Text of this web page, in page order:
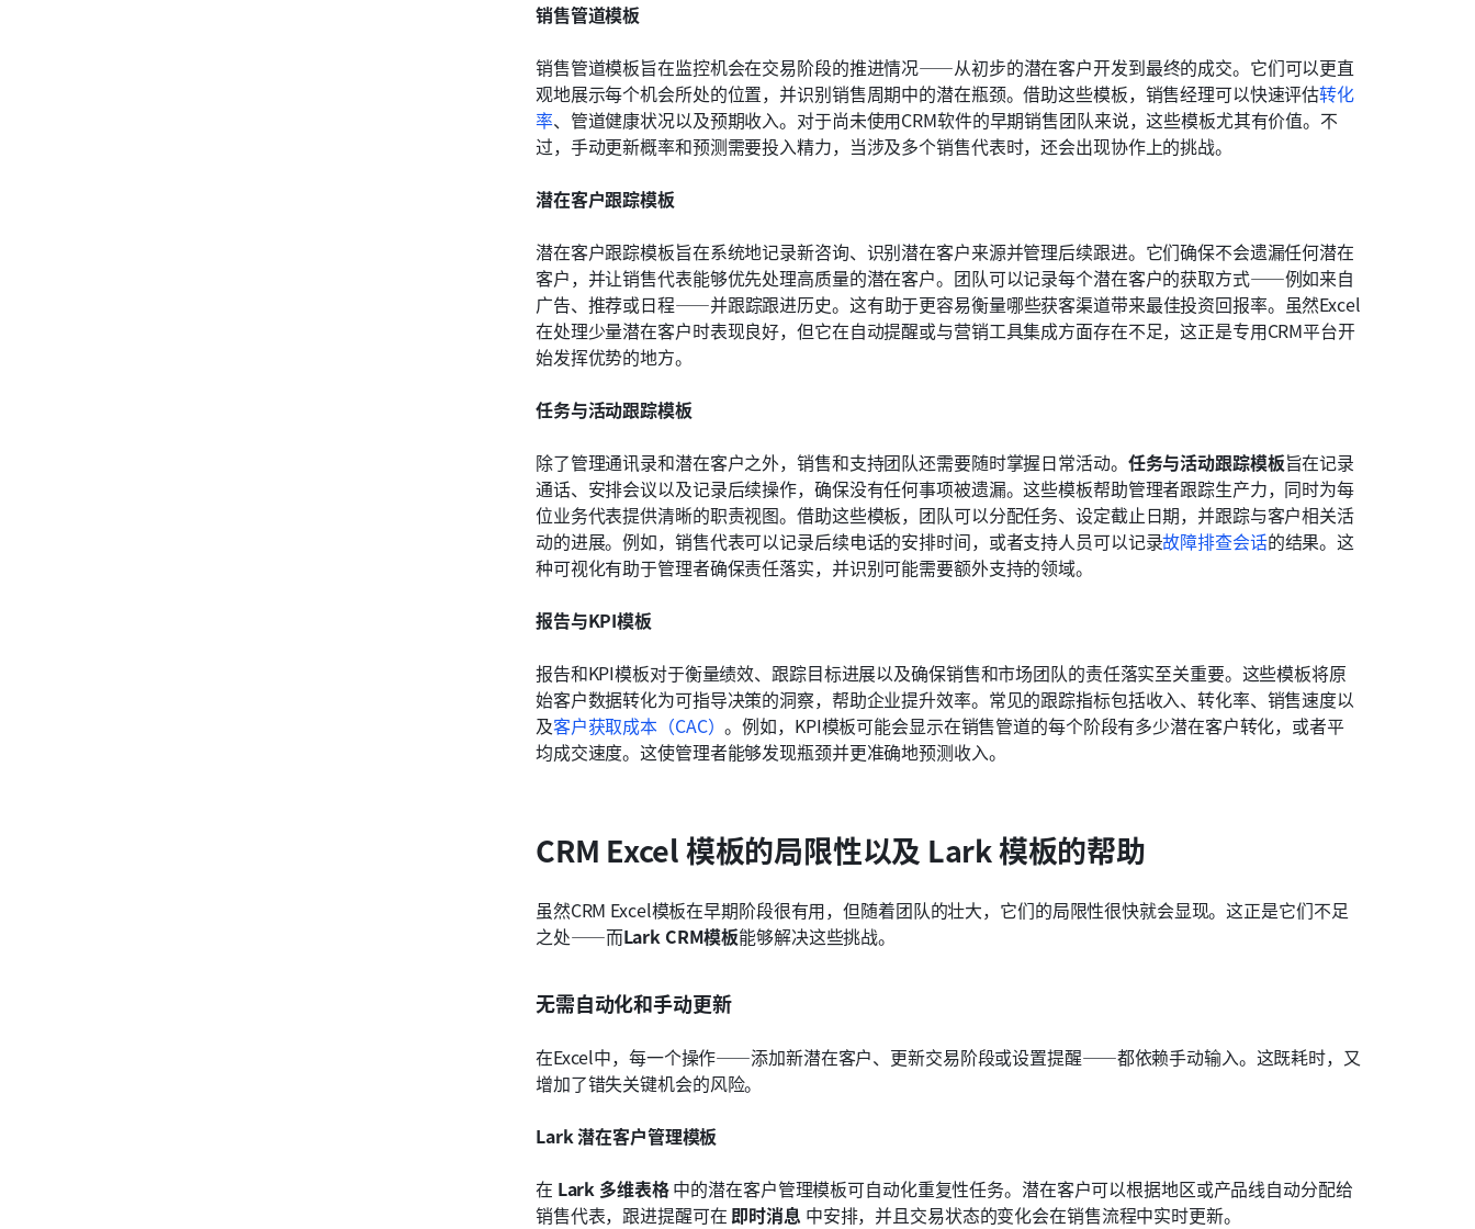
销售管道模板
销售管道模板旨在监控机会在交易阶段的推进情况——从初步的潜在客户开发到最终的成交。它们可以更直
观地展示每个机会所处的位置，并识别销售周期中的潜在瓶颈。借助这些模板，销售经理可以快速评估转化
率、管道健康状况以及预期收入。对于尚未使用CRM软件的早期销售团队来说，这些模板尤其有价值。不
过，手动更新概率和预测需要投入精力，当涉及多个销售代表时，还会出现协作上的挑战。
潜在客户跟踪模板
潜在客户跟踪模板旨在系统地记录新咨询、识别潜在客户来源并管理后续跟进。它们确保不会遗漏任何潜在
客户，并让销售代表能够优先处理高质量的潜在客户。团队可以记录每个潜在客户的获取方式——例如来自
广告、推荐或日程——并跟踪跟进历史。这有助于更容易衡量哪些获客渠道带来最佳投资回报率。虽然Excel
在处理少量潜在客户时表现良好，但它在自动提醒或与营销工具集成方面存在不足，这正是专用CRM平台开
始发挥优势的地方。
任务与活动跟踪模板
除了管理通讯录和潜在客户之外，销售和支持团队还需要随时掌握日常活动。 任务与活动跟踪模板旨在记录
通话、安排会议以及记录后续操作，确保没有任何事项被遗漏。这些模板帮助管理者跟踪生产力，同时为每
位业务代表提供清晰的职责视图。借助这些模板，团队可以分配任务、设定截止日期，并跟踪与客户相关活
动的进展。例如，销售代表可以记录后续电话的安排时间，或者支持人员可以记录故障排查会话的结果。这
种可视化有助于管理者确保责任落实，并识别可能需要额外支持的领域。
报告与KPI模板
报告和KPI模板对于衡量绩效、跟踪目标进展以及确保销售和市场团队的责任落实至关重要。这些模板将原
始客户数据转化为可指导决策的洞察，帮助企业提升效率。常见的跟踪指标包括收入、转化率、销售速度以
及客户获取成本（CAC）。例如，KPI模板可能会显示在销售管道的每个阶段有多少潜在客户转化，或者平
均成交速度。这使管理者能够发现瓶颈并更准确地预测收入。
CRM Excel 模板的局限性以及 Lark 模板的帮助
虽然CRM Excel模板在早期阶段很有用，但随着团队的壮大，它们的局限性很快就会显现。这正是它们不足
之处——而Lark CRM模板能够解决这些挑战。
无需自动化和手动更新
在Excel中，每一个操作——添加新潜在客户、更新交易阶段或设置提醒——都依赖手动输入。这既耗时，又
增加了错失关键机会的风险。
Lark 潜在客户管理模板
在 Lark 多维表格 中的潜在客户管理模板可自动化重复性任务。潜在客户可以根据地区或产品线自动分配给
销售代表，跟进提醒可在 即时消息 中安排，并且交易状态的变化会在销售流程中实时更新。